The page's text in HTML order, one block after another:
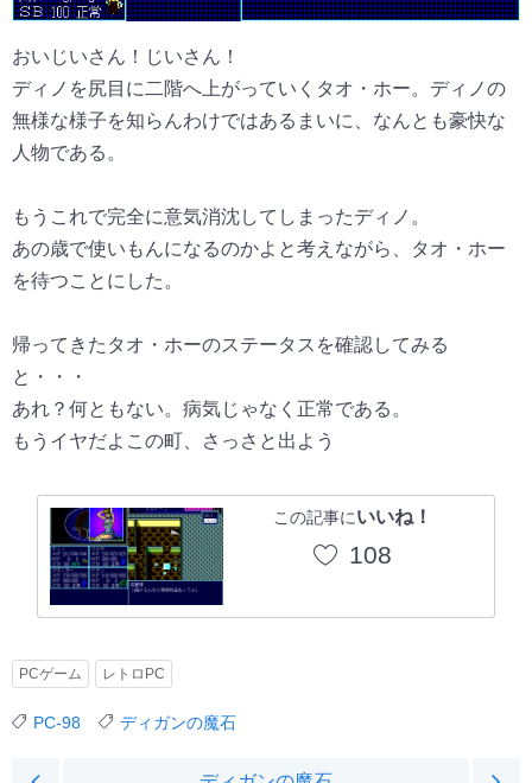
おいじいさん！じいさん！
ディノを尻目に二階へ上がっていくタオ・ホー。ディノの
無様な様子を知らんわけではあるまいに、なんとも豪快な
人物である。
もうこれで完全に意気消沈してしまったディノ。
あの歳で使いもんになるのかよと考えながら、タオ・ホー
を待つことにした。
帰ってきたタオ・ホーのステータスを確認してみる
と・・・
あれ？何ともない。病気じゃなく正常である。
もうイヤだよこの町、さっさと出よう
この記事にいいね！
108
PCゲーム レトロPC
PC-98 ディガンの魔石